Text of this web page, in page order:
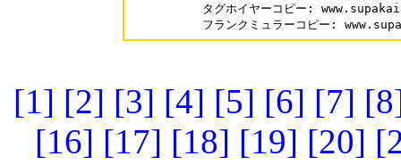
タグホイヤーコピー:
フランクミュラーコピー:
[1] [2] [3] [4] [5] [6] [7]
[16] [17] [18] [19] [20]